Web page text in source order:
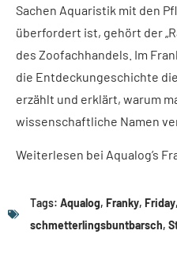
Sachen Aquaristik mit den
überfordert ist, gehört der
des Zoofachhandels. Im
die Entdeckungeschichte
erzählt und erklärt, warum
wissenschaftliche Namen
Weiterlesen bei Aqualog’s
Tags: Aqualog, Franky, Friday,
schmetterlingsbuntbarsch,